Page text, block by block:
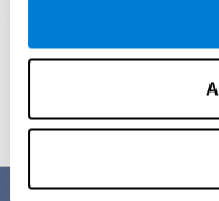
Proyección gráfica